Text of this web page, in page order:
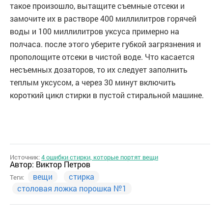
такое произошло, вытащите съемные отсеки и
замочите их в растворе 400 миллилитров горячей
воды и 100 миллилитров уксуса примерно на
полчаса. после этого уберите губкой загрязнения и
прополощите отсеки в чистой воде. Что касается
несъемных дозаторов, то их следует заполнить
теплым уксусом, а через 30 минут включить
короткий цикл стирки в пустой стиральной машине.
Источник:4 ошибки стирки, которые портят вещи
Автор: Виктор Петров
Теги: вещи
стирка
столовая ложка порошка №1